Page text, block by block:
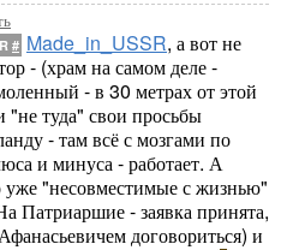
# Made_in_USSR, а вот не
- (храм на самом деле -
- в 30 метрах от этой
туда" свои просьбы
- там всё с мозгами по
и минуса - работает. А
уже "несовместимые с жизнью"
Патриаршие - заявка принята,
договориться) и